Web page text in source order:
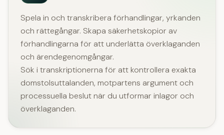
Spela in och transkribera förhandlingar, yrkanden
och rättegångar. Skapa säkerhetskopior av
förhandlingarna för att underlätta överklaganden
och ärendegenomgångar.
Sök i transkriptionerna för att kontrollera exakta
domstolsuttalanden, motpartens argument och
processuella beslut när du utformar inlagor och
överklaganden.